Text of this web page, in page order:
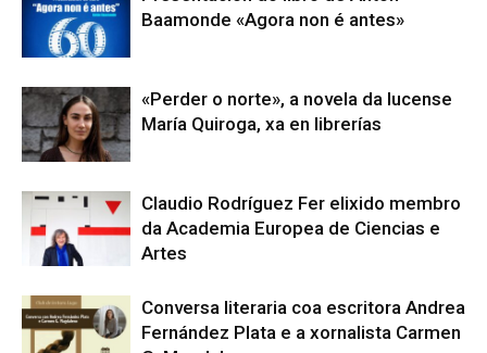
Baamonde «Agora non é antes»
«Perder o norte», a novela da lucense
María Quiroga, xa en librerías
Claudio Rodríguez Fer elixido membro
da Academia Europea de Ciencias e
Artes
Conversa literaria coa escritora Andrea
Fernández Plata e a xornalista Carmen